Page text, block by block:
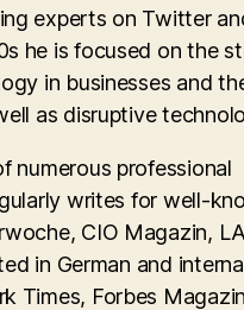
experts on Twitter
he is focused on the
in businesses and
as disruptive
numerous professional
writes for well-
CIO Magazin,
in German and
Times, Forbes